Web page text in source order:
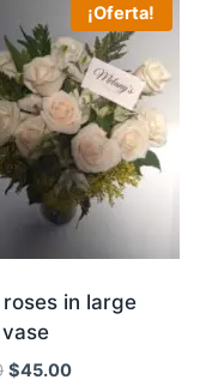
¡Oferta!
in large
El
$45.00El